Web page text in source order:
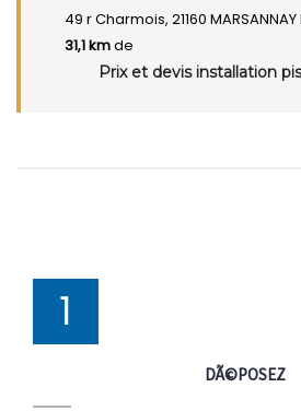
49 r Charmois, 21160 MARSANNAY
31,1 kmde
Prix et devis installation
1
DÃ©POSEZ